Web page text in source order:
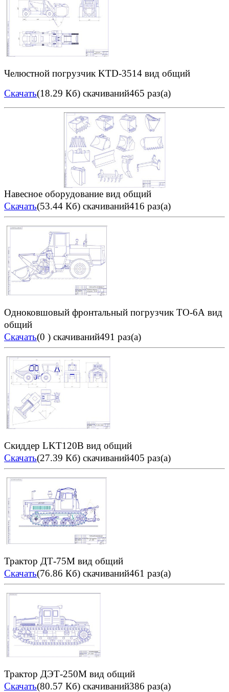
Челюстной погрузчик KTD-3514 вид общий
Скачать(18.29 Кб) скачиваний465 раз(а)
Навесное оборудование вид общий
Скачать(53.44 Кб) скачиваний416 раз(а)
Одноковшовый фронтальный погрузчик ТО-6А вид
общий
Скачать(0 ) скачиваний491 раз(а)
Скиддер LKT120B вид общий
Скачать(27.39 Кб) скачиваний405 раз(а)
Трактор ДТ-75М вид общий
Скачать(76.86 Кб) скачиваний461 раз(а)
Трактор ДЭТ-250М вид общий
Скачать(80.57 Кб) скачиваний386 раз(а)